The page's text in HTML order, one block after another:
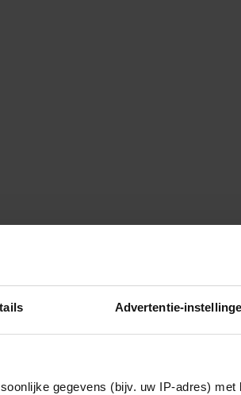
Advertentie-
gegevens (bijv. uw IP-adres) met